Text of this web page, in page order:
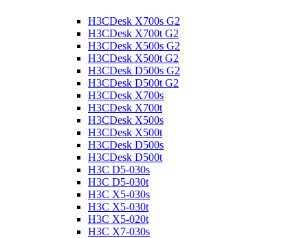
H3CDesk X700s G2
H3CDesk X700t G2
H3CDesk X500s G2
H3CDesk X500t G2
H3CDesk D500s G2
H3CDesk D500t G2
H3CDesk X700s
H3CDesk X700t
H3CDesk X500s
H3CDesk X500t
H3CDesk D500s
H3CDesk D500t
H3C D5-030s
H3C D5-030t
H3C X5-030s
H3C X5-030t
H3C X5-020t
H3C X7-030s